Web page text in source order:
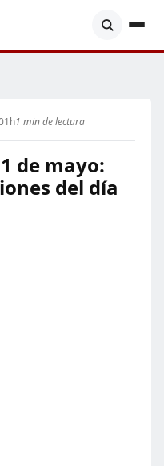
1 min de lectura
de mayo:
del día